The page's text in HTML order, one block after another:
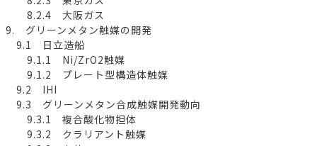
8.2.4 大阪ガス
9. グリーンメタン触媒の開発
9.1 日立造船
9.1.1 Ni/ZrO2触媒
9.1.2 プレート型構造体触媒
9.2 IHI
9.3 グリーンメタン合成触媒開発動向
9.3.1 複合酸化物担体
9.3.2 クラリアント触媒